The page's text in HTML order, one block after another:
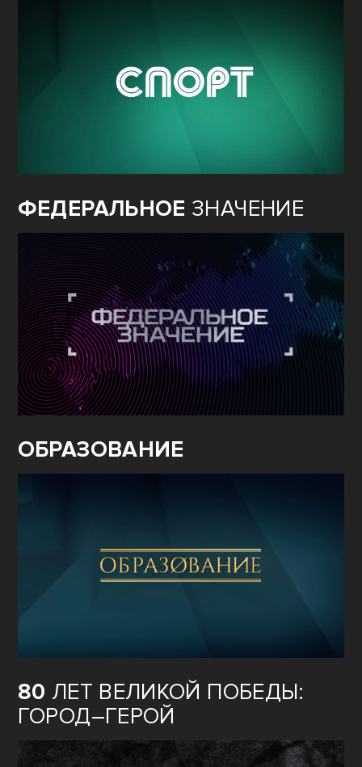
ФЕДЕРАЛЬНОЕ ЗНАЧЕНИЕ
ОБРАЗОВАНИЕ
80 ЛЕТ ВЕЛИКОЙ ПОБЕДЫ:
ГОРОД–ГЕРОЙ